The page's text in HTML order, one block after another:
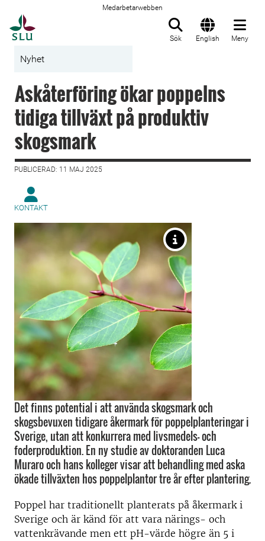
Medarbetarwebben
Sök English Meny
Nyhet
Askåterföring ökar poppelns
tidiga tillväxt på produktiv
skogsmark
PUBLICERAD: 11 MAJ 2025
KONTAKT
Det finns potential i att använda skogsmark och
skogsbevuxen tidigare åkermark för poppelplanteringar i
Sverige, utan att konkurrera med livsmedels- och
foderproduktion. En ny studie av doktoranden Luca
Muraro och hans kolleger visar att behandling med aska
ökade tillväxten hos poppelplantor tre år efter plantering.
Poppel har traditionellt planterats på åkermark i
Sverige och är känd för att vara närings- och
vattenkrävande men ett pH-värde högre än 5 i